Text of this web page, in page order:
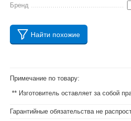
Бренд
Найти похожие
Примечание по товару:
** Изготовитель оставляет за собой
Гарантийные обязательства не